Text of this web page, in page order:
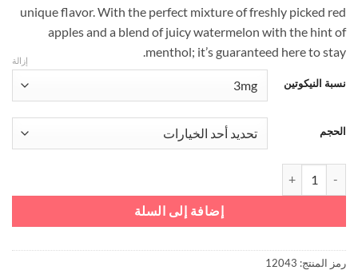
خلال
unique flavor. With the perfect mixture of freshly picked red
apples and a blend of juicy watermelon with the hint of
menthol; it’s guaranteed here to stay.
نسبة النيكوتين
الحجم
إزالة
إضافة إلى السلة
رمز المنتج: 12043